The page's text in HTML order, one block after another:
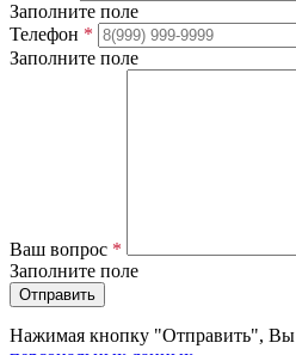
Заполните поле
Телефон *
Заполните поле
Ваш вопрос *
Заполните поле
Отправить
Нажимая кнопку "Отправить", Вы